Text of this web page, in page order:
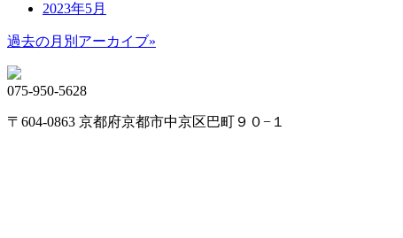
2023年5月
過去の月別アーカイブ»
075-950-5628
〒604-0863 京都府京都市中京区巴町９０−１